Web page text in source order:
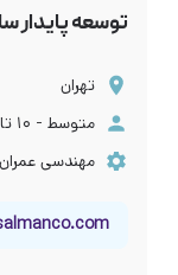
توسعه پایدار
تهران
متوسط - ۱۰ تا ۱۰۰ نفر
مهندسی